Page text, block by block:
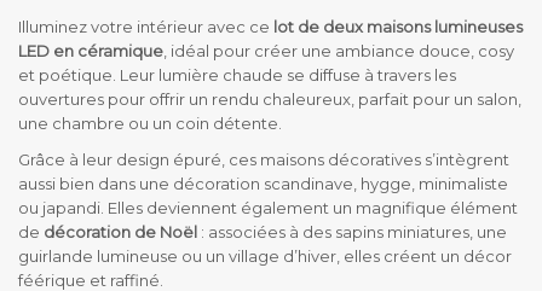
Illuminez votre intérieur avec ce lot de deux maisons lumineuses
LED en céramique , idéal pour créer une ambiance douce, cosy
et poétique. Leur lumière chaude se diffuse à travers les
ouvertures pour offrir un rendu chaleureux, parfait pour un salon,
une chambre ou un coin détente.
Grâce à leur design épuré, ces maisons décoratives s’intègrent
aussi bien dans une décoration scandinave, hygge, minimaliste
ou japandi. Elles deviennent également un magnifique élément
de décoration de Noël : associées à des sapins miniatures, une
guirlande lumineuse ou un village d’hiver, elles créent un décor
féérique et raffiné.